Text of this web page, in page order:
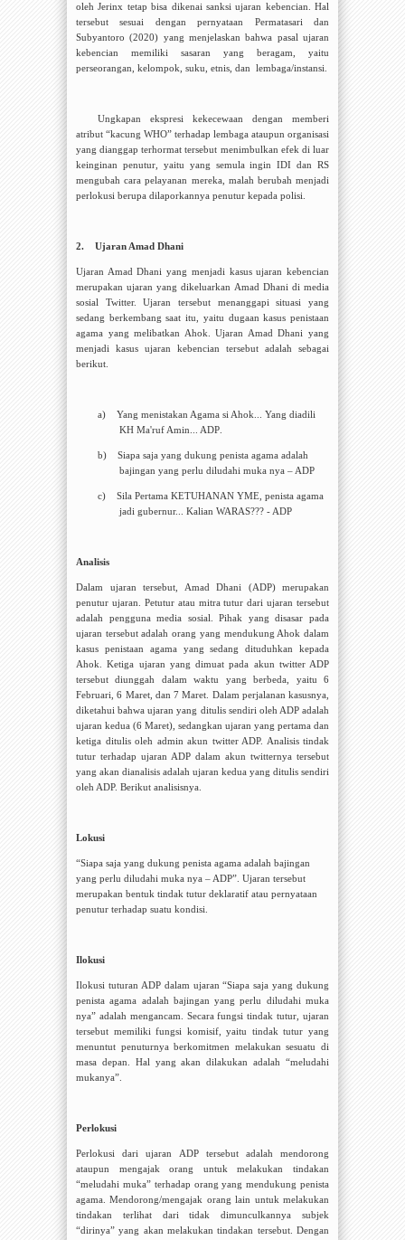
oleh Jerinx tetap bisa dikenai sanksi ujaran kebencian. Hal
tersebut sesuai dengan pernyataan Permatasari dan
Subyantoro (2020) yang menjelaskan bahwa pasal ujaran
kebencian memiliki sasaran yang beragam, yaitu
perseorangan, kelompok, suku, etnis, dan lembaga/instansi.
Ungkapan ekspresi kekecewaan dengan memberi
atribut “kacung WHO” terhadap lembaga ataupun organisasi
yang dianggap terhormat tersebut menimbulkan efek di luar
keinginan penutur, yaitu yang semula ingin IDI dan RS
mengubah cara pelayanan mereka, malah berubah menjadi
perlokusi berupa dilaporkannya penutur kepada polisi.
2. Ujaran Amad Dhani
Ujaran Amad Dhani yang menjadi kasus ujaran kebencian
merupakan ujaran yang dikeluarkan Amad Dhani di media
sosial Twitter. Ujaran tersebut menanggapi situasi yang
sedang berkembang saat itu, yaitu dugaan kasus penistaan
agama yang melibatkan Ahok. Ujaran Amad Dhani yang
menjadi kasus ujaran kebencian tersebut adalah sebagai
berikut.
a)
Yang menistakan Agama si Ahok... Yang diadili
KH Ma'ruf Amin... ADP
b)
Siapa saja yang dukung penista agama adalah
bajingan yang perlu diludahi muka nya – ADP
c)
Sila Pertama KETUHANAN YME, penista agama
jadi gubernur... Kalian WARAS??? - ADP
Analisis
Dalam ujaran tersebut, Amad Dhani (ADP) merupakan
penutur ujaran. Petutur atau mitra tutur dari ujaran tersebut
adalah pengguna media sosial. Pihak yang disasar pada
ujaran tersebut adalah orang yang mendukung Ahok dalam
kasus penistaan agama yang sedang dituduhkan kepada
Ahok. Ketiga ujaran yang dimuat pada akun twitter ADP
tersebut diunggah dalam waktu yang berbeda, yaitu 6
Februari, 6 Maret, dan 7 Maret. Dalam perjalanan kasusnya,
diketahui bahwa ujaran yang ditulis sendiri oleh ADP adalah
ujaran kedua (6 Maret), sedangkan ujaran yang pertama dan
ketiga ditulis oleh admin akun twitter ADP. Analisis tindak
tutur terhadap ujaran ADP dalam akun twitternya tersebut
yang akan dianalisis adalah ujaran kedua yang ditulis sendiri
oleh ADP. Berikut analisisnya.
Lokusi
“Siapa saja yang dukung penista agama adalah bajingan
yang perlu diludahi muka nya – ADP”. Ujaran tersebut
merupakan bentuk tindak tutur deklaratif atau pernyataan
penutur terhadap suatu kondisi.
Ilokusi
Ilokusi tuturan ADP dalam ujaran “Siapa saja yang dukung
penista agama adalah bajingan yang perlu diludahi muka
nya” adalah mengancam. Secara fungsi tindak tutur, ujaran
tersebut memiliki fungsi komisif, yaitu tindak tutur yang
menuntut penuturnya berkomitmen melakukan sesuatu di
masa depan . Hal yang akan dilakukan adalah “meludahi
mukanya”.
Perlokusi
Perlokusi dari ujaran ADP tersebut adalah mendorong
ataupun mengajak orang untuk melakukan tindakan
“meludahi muka” terhadap orang yang mendukung penista
agama. Mendorong/mengajak orang lain untuk melakukan
tindakan terlihat dari tidak dimunculkannya subjek
“dirinya” yang akan melakukan tindakan tersebut. Dengan